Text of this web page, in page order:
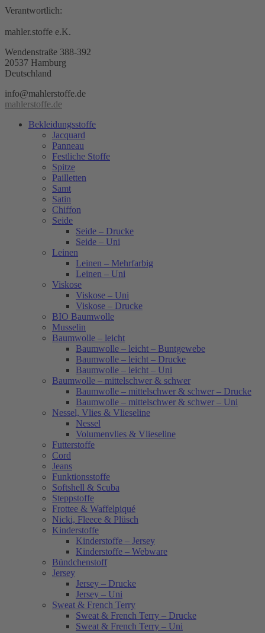
Verantwortlich:
mahler.stoffe e.K.
Wendenstraße 388-392
20537 Hamburg
Deutschland
info@mahlerstoffe.de
mahlerstoffe.de
Bekleidungsstoffe
Jacquard
Panneau
Festliche Stoffe
Spitze
Pailletten
Samt
Satin
Chiffon
Seide
Seide – Drucke
Seide – Uni
Leinen
Leinen – Mehrfarbig
Leinen – Uni
Viskose
Viskose – Uni
Viskose – Drucke
BIO Baumwolle
Musselin
Baumwolle – leicht
Baumwolle – leicht – Buntgewebe
Baumwolle – leicht – Drucke
Baumwolle – leicht – Uni
Baumwolle – mittelschwer & schwer
Baumwolle – mittelschwer & schwer – Drucke
Baumwolle – mittelschwer & schwer – Uni
Nessel, Vlies & Vlieseline
Nessel
Volumenvlies & Vlieseline
Futterstoffe
Cord
Jeans
Funktionsstoffe
Softshell & Scuba
Steppstoffe
Frottee & Waffelpiqué
Nicki, Fleece & Plüsch
Kinderstoffe
Kinderstoffe – Jersey
Kinderstoffe – Webware
Bündchenstoff
Jersey
Jersey – Drucke
Jersey – Uni
Sweat & French Terry
Sweat & French Terry – Drucke
Sweat & French Terry – Uni